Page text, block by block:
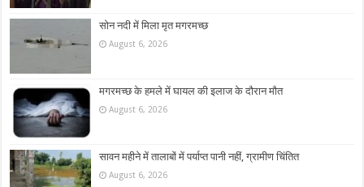
सोन नदी में मिला मृत मगरमच्छ
August 6, 2026
मगरमच्छ के हमले में घायल की इलाज के दौरान मौत
August 6, 2026
सावन महीने में तालाबों में पर्याप्त पानी नहीं, ग्रामीण चिंतित
August 6, 2026